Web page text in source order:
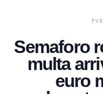
Semaforo
multa
euro